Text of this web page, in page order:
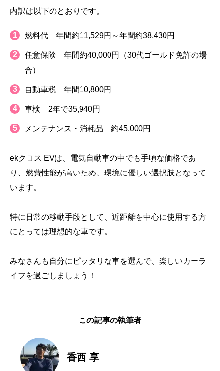
内訳は以下のとおりです。
燃料代 年間約11,529円～年間約38,430円
任意保険 年間約40,000円（30代ゴールド免許の場
合）
自動車税 年間10,800円
車検 2年で35,940円
メンテナンス・消耗品 約45,000円
ekクロス EVは、電気自動車の中でも手頃な価格であ
り、燃費性能が高いため、環境に優しい選択肢となって
います。
特に日常の移動手段として、近距離を中心に使用する方
にとっては理想的な車です。
みなさんも自分にピッタリな車を選んで、楽しいカーラ
イフを過ごしましょう！
この記事の執筆者
香西 享